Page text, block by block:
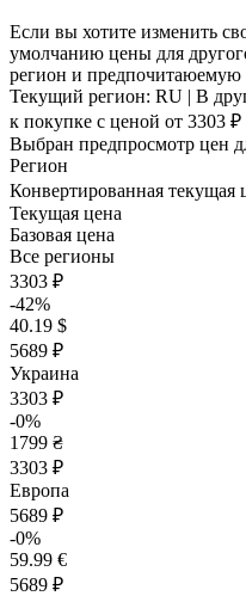
Если вы хотите изменить
умолчанию цены для
регион и предпочитаюемую
Текущий регион: RU | В
к покупке с ценой от 3303 ₽
Выбран предпросмотр цен
Регион
Конвертированная текущая
Текущая цена
Базовая цена
Все регионы
3303 ₽
-42%
40.19 $
5689 ₽
Украина
3303 ₽
-0%
1799 ₴
3303 ₽
Европа
5689 ₽
-0%
59.99 €
5689 ₽